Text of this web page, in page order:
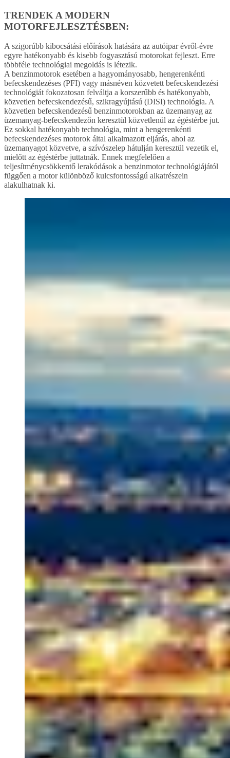
TRENDEK A MODERN
MOTORFEJLESZTÉSBEN:
A szigorúbb kibocsátási előírások hatására az autóipar évről-évre
egyre hatékonyabb és kisebb fogyasztású motorokat fejleszt. Erre
többféle technológiai megoldás is létezik.
A benzinmotorok esetében a hagyományosabb, hengerenkénti
befecskendezéses (PFI) vagy másnéven közvetett befecskendezési
technológiát fokozatosan felváltja a korszerűbb és hatékonyabb,
közvetlen befecskendezésű, szikragyújtású (DISI) technológia. A
közvetlen befecskendezésű benzinmotorokban az üzemanyag az
üzemanyag-befecskendezőn keresztül közvetlenül az égéstérbe jut.
Ez sokkal hatékonyabb technológia, mint a hengerenkénti
befecskendezéses motorok által alkalmazott eljárás, ahol az
üzemanyagot közvetve, a szívószelep hátulján keresztül vezetik el,
mielőtt az égéstérbe juttatnák. Ennek megfelelően a
teljesítménycsökkentő lerakódások a benzinmotor technológiájától
függően a motor különböző kulcsfontosságú alkatrészein
alakulhatnak ki.